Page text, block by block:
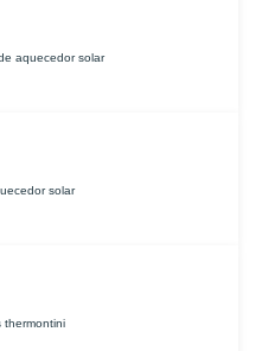
aquecedor solar
solar
thermontini